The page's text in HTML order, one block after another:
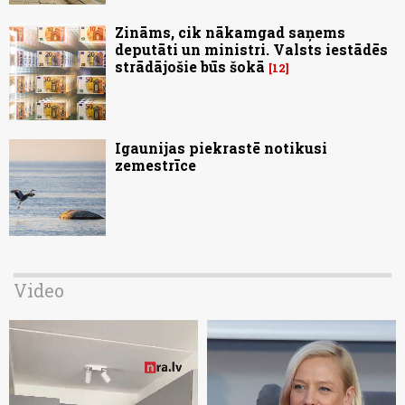
Zināms, cik nākamgad saņems
deputāti un ministri. Valsts iestādēs
strādājošie būs šokā
12
Igaunijas piekrastē notikusi
zemestrīce
Video